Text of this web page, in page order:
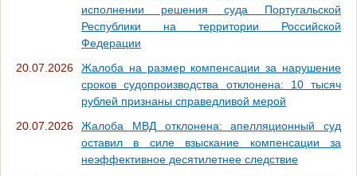
исполнении решения суда Португальской
Республики на территории Российской
Федерации
20.07.2026
Жалоба на размер компенсации за нарушение
сроков судопроизводства отклонена: 10 тысяч
рублей признаны справедливой мерой
20.07.2026
Жалоба МВД отклонена: апелляционный суд
оставил в силе взыскание компенсации за
неэффективное десятилетнее следствие